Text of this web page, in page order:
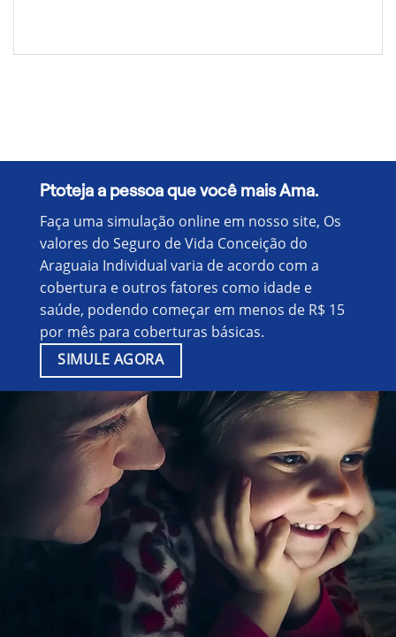
Ptoteja a pessoa que você mais Ama.
Faça uma simulação online em nosso site, Os
valores do Seguro de Vida Conceição do
Araguaia Individual varia de acordo com a
cobertura e outros fatores como idade e
saúde, podendo começar em menos de R$ 15
por mês para coberturas básicas.
SIMULE AGORA